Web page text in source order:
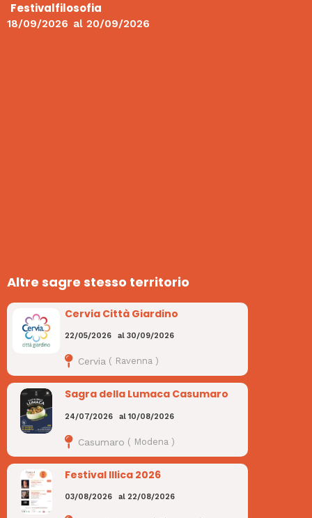
Festivalfilosofia
18/09/2026 al 20/09/2026
Altre sagre stesso territorio
Cervia Città Giardino
22/05/2026 al 30/09/2026
Cervia ( Ravenna)
Sagra della Lumaca Casumaro
24/07/2026 al 10/08/2026
Casumaro ( Modena )
Festival Illica 2026
03/08/2026 al 22/08/2026